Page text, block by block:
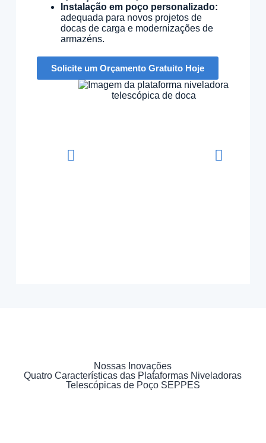
Instalação em poço personalizado:
adequada para novos projetos de
docas de carga e modernizações de
armazéns.
Solicite um Orçamento Gratuito Hoje
Nossas Inovações
Quatro Características das Plataformas Niveladoras
Telescópicas de Poço SEPPES